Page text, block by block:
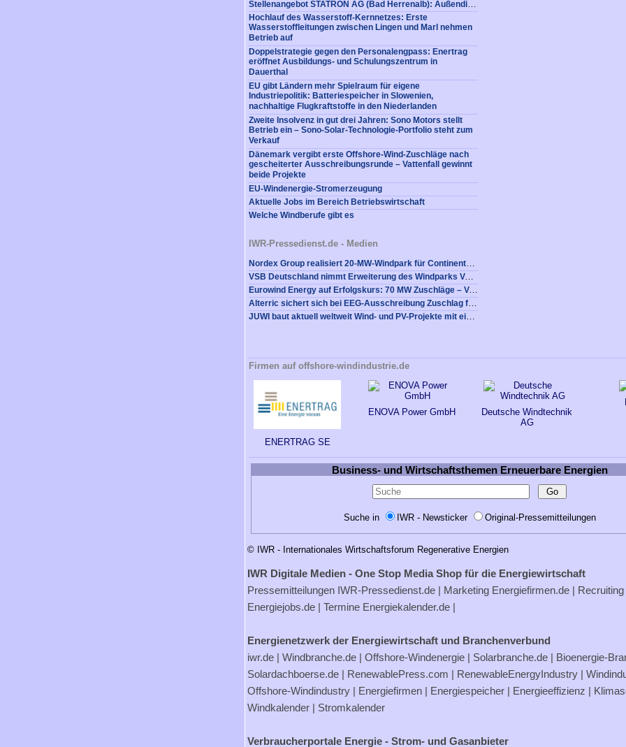
Hochlauf des Wasserstoff-Kernnetzes: Erste
Wasserstoffleitungen zwischen Lingen und Marl nehmen
Betrieb auf
Doppelstrategie gegen den Personalengpass: Enertrag
eröffnet Ausbildungs- und Schulungszentrum in
Dauerthal
EU gibt Ländern mehr Spielraum für eigene
Industriepolitik: Batteriespeicher in Slowenien,
nachhaltige Flugkraftstoffe in den Niederlanden
Zweite Insolvenz in gut drei Jahren: Sono Motors stellt
Betrieb ein – Sono-Solar-Technologie-Portfolio steht zum
Verkauf
Dänemark vergibt erste Offshore-Wind-Zuschläge nach
gescheiterter Ausschreibungsrunde – Vattenfall gewinnt
beide Projekte
EU-Windenergie-Stromerzeugung
Aktuelle Jobs im Bereich Betriebswirtschaft
Welche Windberufe gibt es
IWR-Pressedienst.de - Medien
Nordex Group realisiert 20-MW-Windpark für Continental Reifenwerk in Korbach
VSB Deutschland nimmt Erweiterung des Windparks Vockenrod erfolgreich in Betrieb
Eurowind Energy auf Erfolgskurs: 70 MW Zuschläge – Verstärkung des Teams geplant
Alterric sichert sich bei EEG-Ausschreibung Zuschlag für alle eingereichten Projekte mit insgesamt 242 MW zu installierender Leistung
JUWI baut aktuell weltweit Wind- und PV-Projekte mit einer Leistung von einem Gigawatt
Firmen auf offshore-windindustrie.de
ENERTRAG SE
ENOVA Power GmbH
Deutsche Windtechnik
AG
Business- und Wirtschaftsthemen Erneuerbare Energien
Suche in IWR - Newsticker Original-Pressemitteilungen
© IWR - Internationales Wirtschaftsforum Regenerative Energien
IWR Digitale Medien - One Stop Media Shop für die Energiewirtschaft
Pressemitteilungen IWR-Pressedienst.de | Marketing Energiefirmen.de | Recruiting
Energiejobs.de | Termine Energiekalender.de |
Energienetzwerk der Energiewirtschaft und Branchenverbund
iwr.de | Windbranche.de | Offshore-Windenergie | Solarbranche.de | Bioenergie-
Solardachboerse.de | RenewablePress.com | RenewableEnergyIndustry |
Offshore-Windindustry | Energiefirmen | Energiespeicher | Energieeffizienz |
Windkalender | Stromkalender
Verbraucherportale Energie - Strom- und Gasanbieter